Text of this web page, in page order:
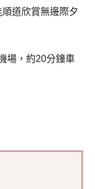
道欣賞無邊際夕
場，約20分鐘車